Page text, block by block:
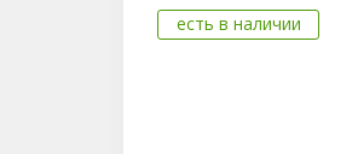
есть в наличии